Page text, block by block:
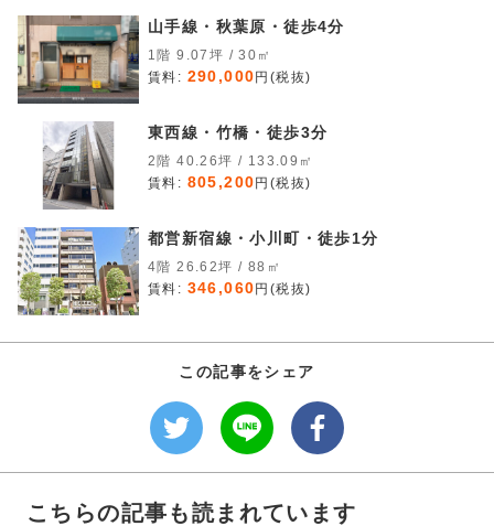
山手線・秋葉原・徒歩4分
1階 9.07坪 / 30㎡
賃料: 290,000 円(税抜)
東西線・竹橋・徒歩3分
2階 40.26坪 / 133.09㎡
賃料: 805,200 円(税抜)
都営新宿線・小川町・徒歩1分
4階 26.62坪 / 88㎡
賃料: 346,060 円(税抜)
この記事をシェア
こちらの記事も読まれています